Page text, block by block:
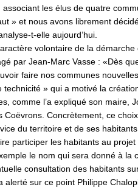
les élus de quatre
» et nous avons librement
t-elle aujourd’hui.
volontaire de la
par Jean-Marc Vasse : «Dès
faire nos communes
technicité » qui a motivé la
comme l’a expliqué son maire,
Coëvrons. Concrètement, ce
du territoire et de ses habitants.
participer les habitants au
le nom qui sera donné à la
consultation des habitants
alerté sur ce point Philippe